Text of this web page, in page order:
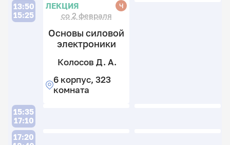
13:50
15:25
ЛЕКЦИЯ Ч
со 2 февраля
Основы силовой
электроники
Колосов Д. А.
6 корпус, 323
комната
15:35
17:10
17:20